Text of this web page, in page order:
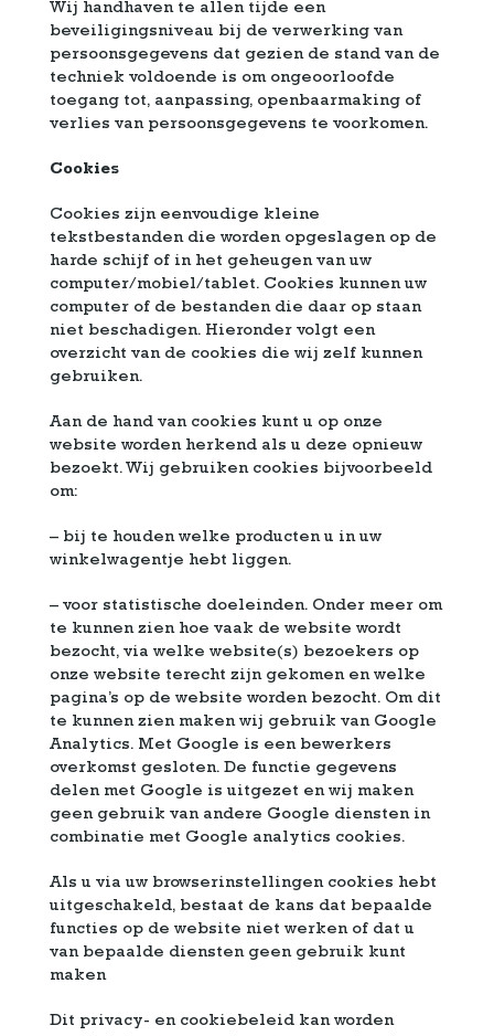
Wij handhaven te allen tijde een
beveiligingsniveau bij de verwerking van
persoonsgegevens dat gezien de stand van de
techniek voldoende is om ongeoorloofde
toegang tot, aanpassing, openbaarmaking of
verlies van persoonsgegevens te voorkomen.
Cookies
Cookies zijn eenvoudige kleine
tekstbestanden die worden opgeslagen op de
harde schijf of in het geheugen van uw
computer/mobiel/tablet. Cookies kunnen uw
computer of de bestanden die daar op staan
niet beschadigen. Hieronder volgt een
overzicht van de cookies die wij zelf kunnen
gebruiken.
Aan de hand van cookies kunt u op onze
website worden herkend als u deze opnieuw
bezoekt. Wij gebruiken cookies bijvoorbeeld
om:
– bij te houden welke producten u in uw
winkelwagentje hebt liggen.
– voor statistische doeleinden. Onder meer om
te kunnen zien hoe vaak de website wordt
bezocht, via welke website(s) bezoekers op
onze website terecht zijn gekomen en welke
pagina’s op de website worden bezocht. Om dit
te kunnen zien maken wij gebruik van Google
Analytics. Met Google is een bewerkers
overkomst gesloten. De functie gegevens
delen met Google is uitgezet en wij maken
geen gebruik van andere Google diensten in
combinatie met Google analytics cookies.
Als u via uw browserinstellingen cookies hebt
uitgeschakeld, bestaat de kans dat bepaalde
functies op de website niet werken of dat u
van bepaalde diensten geen gebruik kunt
maken
Dit privacy- en cookiebeleid kan worden